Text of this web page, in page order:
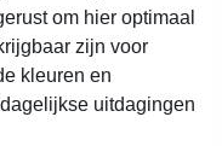
om hier optimaal
zijn voor
kleuren en
uitdagingen